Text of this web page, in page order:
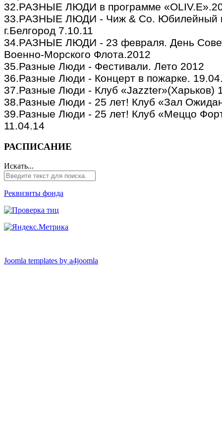
32.РАЗНЫЕ ЛЮДИ в программе
33.РАЗНЫЕ ЛЮДИ - Чиж & Со. Юбилейный
г.Белгород 7.10.11
34.РАЗНЫЕ ЛЮДИ - 23 февраля. День
Военно-Морского Флота.2012
35.Разные Люди - Фестивали. Лето 2012
36.Разные Люди - Концерт в пожарке.
37.Разные Люди - Клуб «Jazzter»(Харьков)
38.Разные Люди - 25 лет! Клуб «Зал
39.Разные Люди - 25 лет! Клуб «Меццо
11.04.14
РАСПИСАНИЕ
Искать...
Реквизиты фонда
Joomla templates by a4joomla